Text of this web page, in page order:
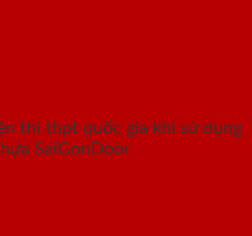
thi thpt quốc gia khi sử dụng
SaiGonDoor